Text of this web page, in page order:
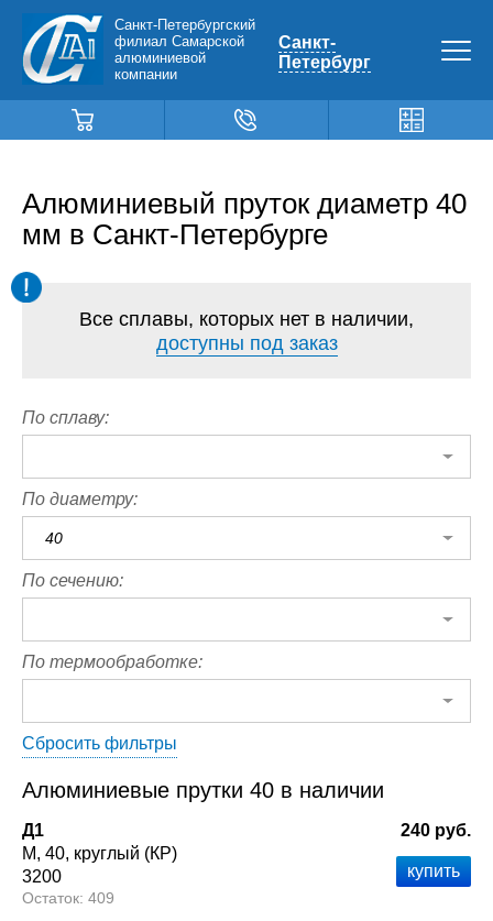
Санкт-Петербургский
филиал Самарской
алюминиевой
компании
Санкт-
Петербург
Алюминиевый пруток диаметр 40
мм в Санкт-Петербурге
Все сплавы, которых нет в наличии,
доступны под заказ
По сплаву:
По диаметру:
40
По сечению:
По термообработке:
Сбросить фильтры
Алюминиевые прутки 40 в наличии
Д1
М 40 круглый (КР)
3200
409
240 руб.